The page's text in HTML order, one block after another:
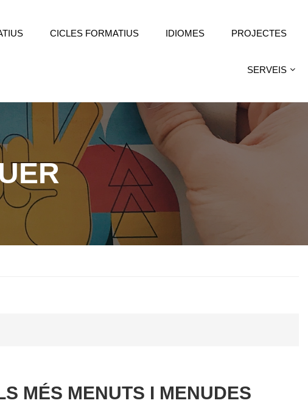
CICLES FORMATIUS IDIOMES PROJECTES
SERVEIS
MÉS MENUTS I MENUDES